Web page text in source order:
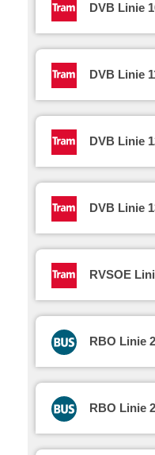
DVB Linie
DVB Linie
DVB Linie
DVB Linie
RVSOE
RBO Linie
RBO Linie